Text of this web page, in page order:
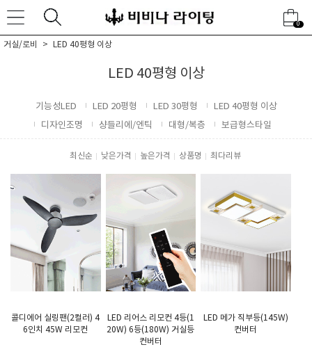
0
거실/로비 LED 40평형 이상
LED 40평형 이상
기능성LED LED 20평형 LED 30평형
LED 40평형 이상
디자인조명
샹들리에/엔틱 대형/복층 보급형스타일
최신순 낮은가격 높은가격 상품명 최다리뷰
콜디에어 실링팬(2컬러) 4
6인치 45W 리모컨
LED 리어스 리모컨 4등(1
20W) 6등(180W) 거실등
컨버터
LED 메가 직부등(145W)
컨버터